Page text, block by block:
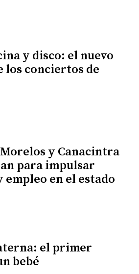
y disco: el nuevo
los conciertos de
y Canacintra
para impulsar
empleo en el estado
el primer
bebé